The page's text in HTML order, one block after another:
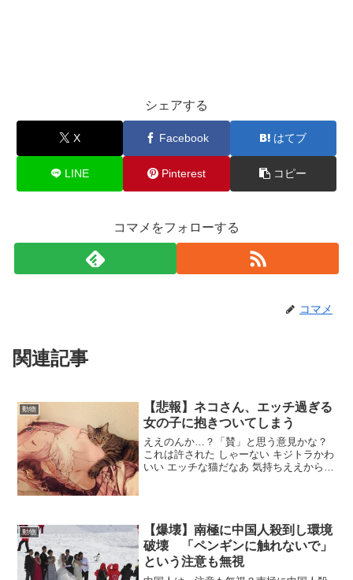
シェアする
X Facebook はてブ
LINE Pinterest コピー
コマメをフォローする
コマメ
関連記事
動物
【悲報】ネコさん、エッチ過ぎる
女の子に抱きついてしまう
ええのんか…？「賛」と思う意見かな？
これは許された しゃーない キジトラかわ
いい エッチな猫だなあ 気持ちええからし
動物
【爆壊】南極に中国人殺到し環境
破壊 「ペンギンに触れないで」
という注意も無視